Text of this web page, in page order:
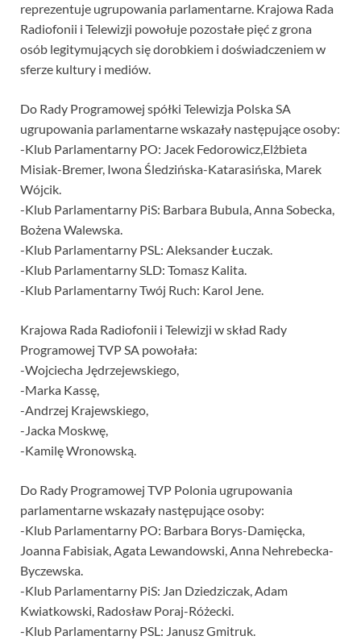
reprezentuje ugrupowania parlamentarne. Krajowa Rada
Radiofonii i Telewizji powołuje pozostałe pięć z grona
osób legitymujących się dorobkiem i doświadczeniem w
sferze kultury i mediów.
Do Rady Programowej spółki Telewizja Polska SA
ugrupowania parlamentarne wskazały następujące osoby:
-Klub Parlamentarny PO: Jacek Fedorowicz,Elżbieta
Misiak-Bremer, Iwona Śledzińska-Katarasińska, Marek
Wójcik.
-Klub Parlamentarny PiS: Barbara Bubula, Anna Sobecka,
Bożena Walewska.
-Klub Parlamentarny PSL: Aleksander Łuczak.
-Klub Parlamentarny SLD: Tomasz Kalita.
-Klub Parlamentarny Twój Ruch: Karol Jene.
Krajowa Rada Radiofonii i Telewizji w skład Rady
Programowej TVP SA powołała:
-Wojciecha Jędrzejewskiego,
-Marka Kassę,
-Andrzej Krajewskiego,
-Jacka Moskwę,
-Kamilę Wronowską.
Do Rady Programowej TVP Polonia ugrupowania
parlamentarne wskazały następujące osoby:
-Klub Parlamentarny PO: Barbara Borys-Damięcka,
Joanna Fabisiak, Agata Lewandowski, Anna Nehrebecka-
Byczewska.
-Klub Parlamentarny PiS: Jan Dziedziczak, Adam
Kwiatkowski, Radosław Poraj-Różecki.
-Klub Parlamentarny PSL: Janusz Gmitruk.